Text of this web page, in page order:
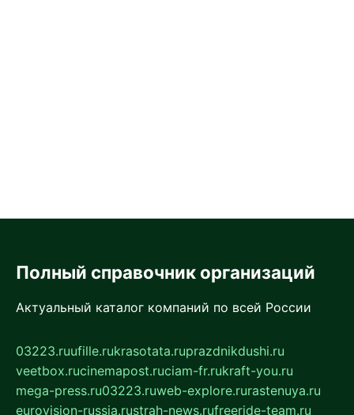
Полный справочник организаций
Актуальный каталог компаний по всей России
03223.ruufille.rukrasotata.ruprazdnikdushi.ru
veetbox.rucinemapost.ruciam-fr.rukraft-you.ru
mega-press.ru03223.ruweb-explore.rurastenuya.ru
eurovision-russia.rustrah-news.rufreeride-team.ru